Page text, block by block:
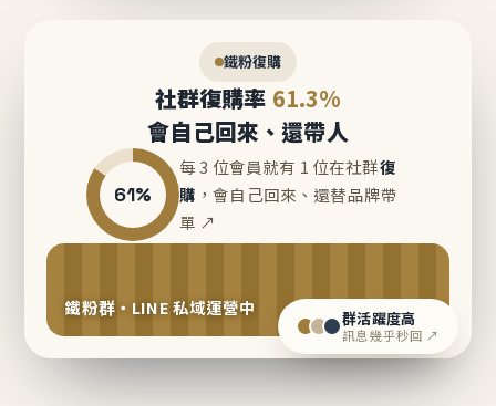
鐵粉復購
社群復購率 61.3%
會自己回來、還帶人
61%
每 3 位會員就有 1 位在社群復
購 ，會自己回來、還替品牌帶
單 ↗
鐵粉群・LINE 私域運營中 群活躍度高
訊息幾乎秒回 ↗